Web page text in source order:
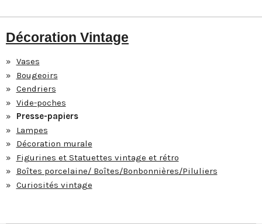
Décoration Vintage
Vases
Bougeoirs
Cendriers
Vide-poches
Presse-papiers
Lampes
Décoration murale
Figurines et Statuettes vintage et rétro
Boîtes porcelaine/ Boîtes/Bonbonnières/Piluliers
Curiosités vintage